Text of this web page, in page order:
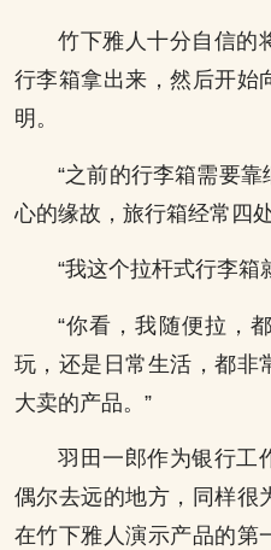
竹下雅人十分自信的
行李箱拿出来，然后开始
明。
“之前的行李箱需要
心的缘故，旅行箱经常四
“我这个拉杆式行李箱
“你看，我随便拉，
玩，还是日常生活，都非
大卖的产品。”
羽田一郎作为银行工
偶尔去远的地方，同样很
在竹下雅人演示产品的第